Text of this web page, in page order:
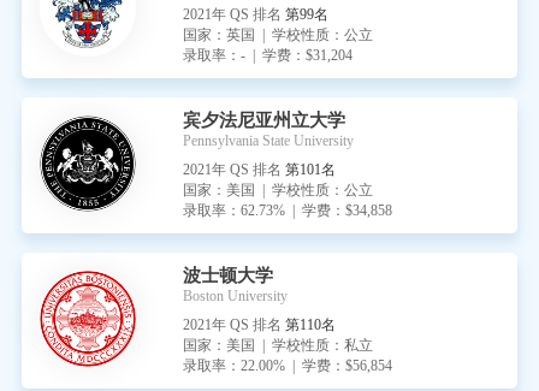
2021年 QS 排名 第99名
国家：英国 | 学校性质：公立
录取率：- | 学费：$31,204
宾夕法尼亚州立大学
Pennsylvania State University
2021年 QS 排名 第101名
国家：美国 | 学校性质：公立
录取率：62.73% | 学费：$34,858
波士顿大学
Boston University
2021年 QS 排名 第110名
国家：美国 | 学校性质：私立
录取率：22.00% | 学费：$56,854